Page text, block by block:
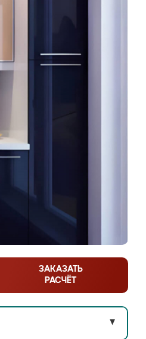
ЗАКАЗАТЬ
РАСЧЁТ
▼